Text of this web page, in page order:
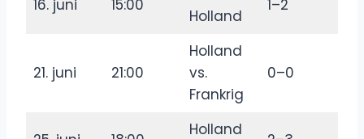
16. juni 15:00
Holland
1–2
21. juni 21:00
Holland
vs.
Frankrig
0–0
Holland